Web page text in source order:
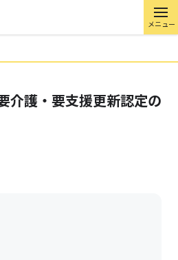
メニュー
介護・要支援更新認定の